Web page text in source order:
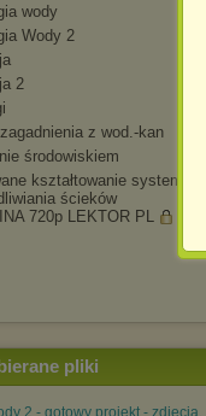
wody
Wody 2
2
z wod.-kan
środowiskiem
kształtowanie systemów
nia ścieków
720p LEKTOR PL
pliki
2 - gotowy projekt - zdjęcia.